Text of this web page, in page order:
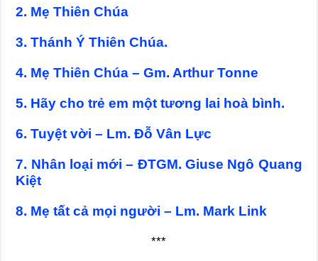
2. Mẹ Thiên Chúa
3. Thánh Ý Thiên Chúa.
4. Mẹ Thiên Chúa – Gm. Arthur Tonne
5. Hãy cho trẻ em một tương lai hoà bình.
6. Tuyệt vời – Lm. Đỗ Vân Lực
7. Nhân loại mới – ĐTGM. Giuse Ngô Quang
Kiệt
8. Mẹ tất cả mọi người – Lm. Mark Link
***